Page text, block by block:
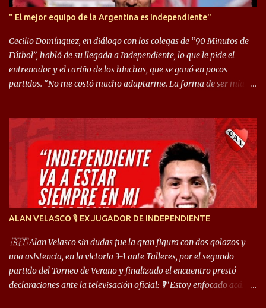
" El mejor equipo de la Argentina es Independiente"
Cecilio Domínguez, en diálogo con los colegas de “90 Minutos de
Fútbol”, habló de su llegada a Independiente, lo que le pide el
entrenador y el cariño de los hinchas, que se ganó en pocos
partidos. “No me costó mucho adaptarme. La forma de ser mía
llegué a un Independiente que juega muy dinámico y me gusta
mucho. Me favorece por la forma de jugar mía y eso también
ayudó a que me adapte”. “Me siento mejor por izquierda, pero me
gusta mucho jugar de 9, y juego sin problemas por derecha
también. Jugar de 9 y de extremo por izquierda es diferente. A mi
me gusta jugar por fuera, porque tengo mas posibilidades de
encarar, de enganchar. Pero yo soy un hombre que pica mucho y
arco y tengo más posibilidades”. Sobre lo que le pide el DT,
comentó: “Cuando juego de 9, obviamente me pide presionar, y
cuand...
ALAN VELASCO 🎙 EX JUGADOR DE INDEPENDIENTE
🇦🇹 Alan Velasco sin dudas fue la gran figura con dos golazos y
una asistencia, en la victoria 3-1 ante Talleres, por el segundo
partido del Torneo de Verano y finalizado el encuentro prestó
declaraciones ante la televisación oficial: 🎙️“Estoy enfocado acá.